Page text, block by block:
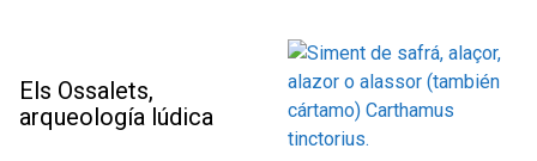
Els Ossalets,
arqueología lúdica